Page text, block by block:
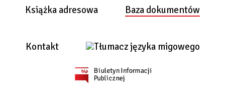
Książka adresowa Baza dokumentów
Kontakt